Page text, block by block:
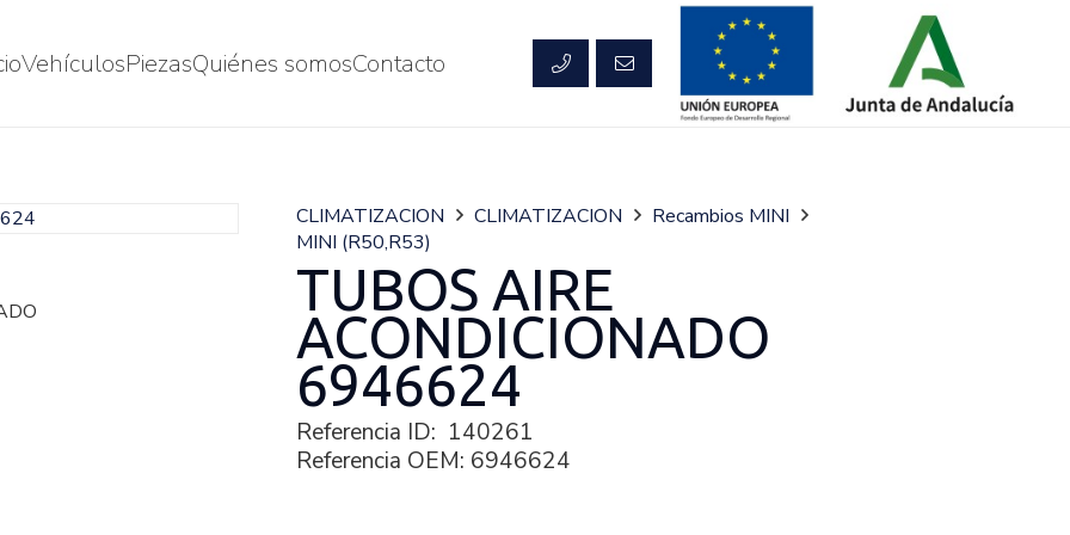
VehículosPiezasQuiénes somosContacto
CLIMATIZACION CLIMATIZACION
Recambios MINI
MINI (R50,R53)
TUBOS AIRE
ACONDICIONADO
6946624
Referencia ID: 140261
Referencia OEM: 6946624